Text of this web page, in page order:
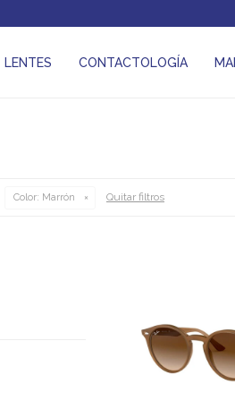
LENTES CONTACTOLOGÍA
Color: Marrón Quitar filtros